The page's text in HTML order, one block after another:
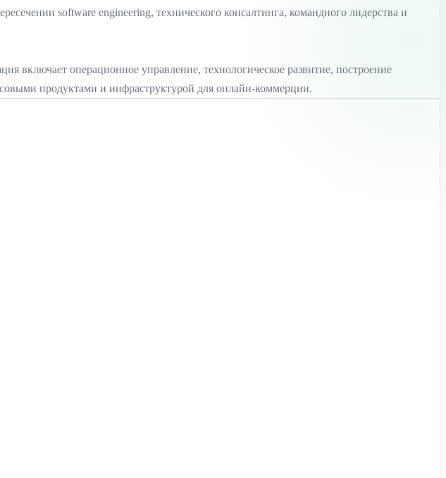
software engineering, технического консалтинга, командного лидерства и
включает операционное управление, технологическое развитие, построение
продуктами и инфраструктурой для онлайн-коммерции.